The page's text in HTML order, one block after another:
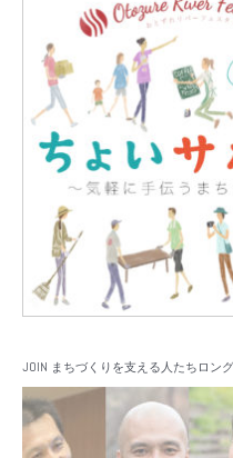
JOIN まちづくりを支える人たちロン